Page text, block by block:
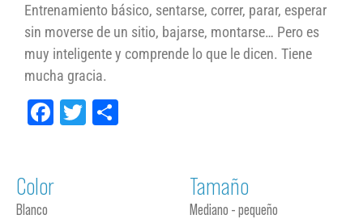
Entrenamiento básico, sentarse, correr, parar, esperar
sin moverse de un sitio, bajarse, montarse… Pero es
muy inteligente y comprende lo que le dicen. Tiene
mucha gracia.
Facebook
Twitter
Color
Blanco
Tamaño
Mediano - pequeño